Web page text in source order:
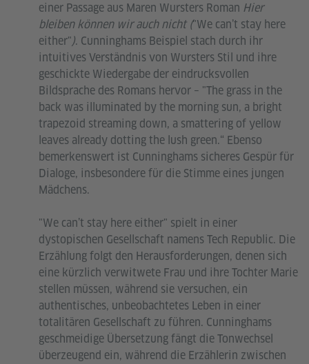
einer Passage aus Maren Wursters Roman Hier
bleiben können wir auch nicht ("We can’t stay here
either"). Cunninghams Beispiel stach durch ihr
intuitives Verständnis von Wursters Stil und ihre
geschickte Wiedergabe der eindrucksvollen
Bildsprache des Romans hervor – "The grass in the
back was illuminated by the morning sun, a bright
trapezoid streaming down, a smattering of yellow
leaves already dotting the lush green.“ Ebenso
bemerkenswert ist Cunninghams sicheres Gespür für
Dialoge, insbesondere für die Stimme eines jungen
Mädchens.
"We can’t stay here either" spielt in einer
dystopischen Gesellschaft namens Tech Republic. Die
Erzählung folgt den Herausforderungen, denen sich
eine kürzlich verwitwete Frau und ihre Tochter Marie
stellen müssen, während sie versuchen, ein
authentisches, unbeobachtetes Leben in einer
totalitären Gesellschaft zu führen. Cunninghams
geschmeidige Übersetzung fängt die Tonwechsel
überzeugend ein, während die Erzählerin zwischen